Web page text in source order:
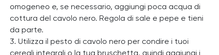
omogeneo e, se necessario, aggiungi poca acqua di
cottura del cavolo nero. Regola di sale e pepe e tieni
da parte.
3. Utilizza il pesto di cavolo nero per condire i tuoi
cereali integrali o la tua bruschetta, quindi aggiungi i